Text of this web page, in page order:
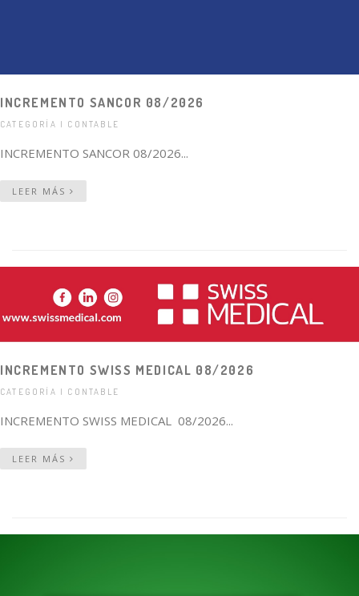
INCREMENTO SANCOR 08/2026
CATEGORÍA | CONTABLE
INCREMENTO SANCOR 08/2026...
LEER MÁS
INCREMENTO SWISS MEDICAL 08/2026
CATEGORÍA | CONTABLE
INCREMENTO SWISS MEDICAL 08/2026...
LEER MÁS